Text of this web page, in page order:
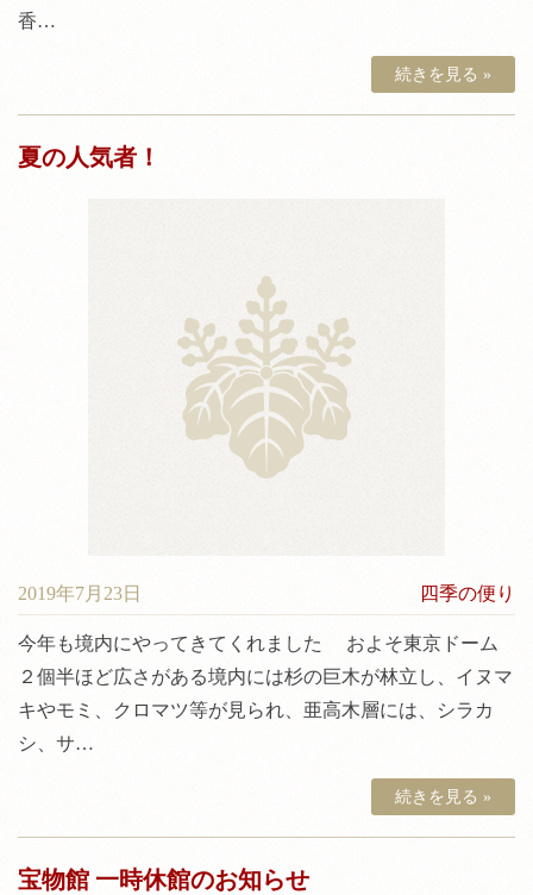
香…
続きを見る »
夏の人気者！
2019年7月23日 四季の便り
今年も境内にやってきてくれました およそ東京ドーム
２個半ほど広さがある境内には杉の巨木が林立し、イヌマ
キやモミ、クロマツ等が見られ、亜高木層には、シラカ
シ、サ…
続きを見る »
宝物館 一時休館のお知らせ